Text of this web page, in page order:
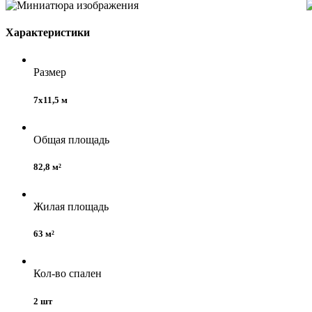
Характеристики
Размер
7х11,5 м
Общая площадь
82,8 м²
Жилая площадь
63 м²
Кол-во спален
2 шт